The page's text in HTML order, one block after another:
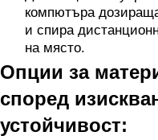
компютъра
и спира
на място.
Опции за
според
устойчивост: